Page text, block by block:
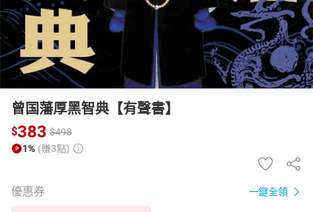
曾国藩厚黑智典【有聲書】
$383 $498
1% (賺3點)
優惠券 一鍵全領